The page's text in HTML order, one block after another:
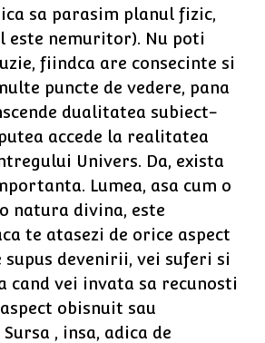
sa parasim planul fizic,
nemuritor). Nu poti
fiindca are consecinte si
puncte de vedere, pana
dualitatea subiect-
accede la realitatea
Univers. Da, exista
Lumea, asa cum o
natura divina, este
te atasezi de orice aspect
supus devenirii, vei suferi si
cand vei invata sa recunosti
obisnuit sau
, insa, adica de